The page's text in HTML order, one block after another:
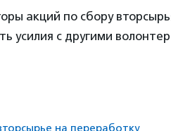
акций по сбору
усилия с другими
на переработку